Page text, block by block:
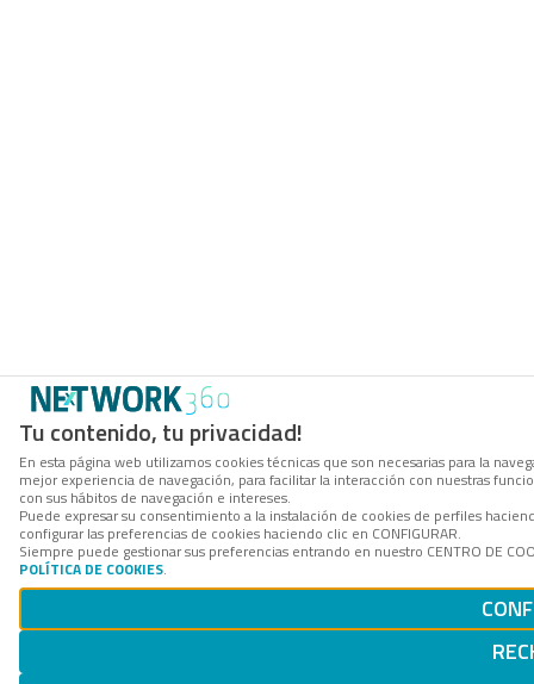
Tu contenido, tu privacidad!
En esta página web utilizamos cookies técnicas que son necesarias para la
mejor experiencia de navegación, para facilitar la interacción con nuestras
con sus hábitos de navegación e intereses.
Puede expresar su consentimiento a la instalación de cookies de perfiles
configurar las preferencias de cookies haciendo clic en CONFIGURAR.
Siempre puede gestionar sus preferencias entrando en nuestro CENTRO DE
POLÍTICA DE COOKIES.